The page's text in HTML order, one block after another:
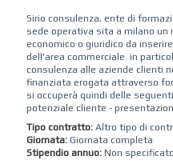
Sirio consulenza, ente di
sede operativa sita a milano
economico o giuridico da
dell'area commerciale. in
consulenza alle aziende clienti
finanziata erogata attraverso
si occuperà quindi delle
potenziale cliente -
Tipo contratto:Altro tipo di
Giornata: Giornata completa
Stipendio annuo: Non specificato